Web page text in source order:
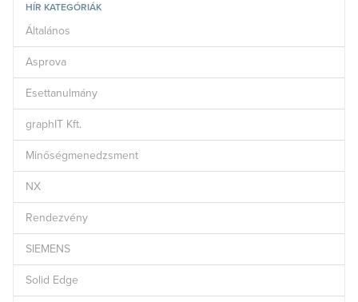
HÍR KATEGÓRIÁK
Általános
Asprova
Esettanulmány
graphIT Kft.
Minőségmenedzsment
NX
Rendezvény
SIEMENS
Solid Edge